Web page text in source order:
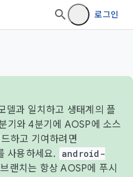
로그인
델과 일치하고 생태계의 플
기와 4분기에 AOSP에 소스
하고 기여하려면
사용하세요.
android-
랜치는 항상 AOSP에 푸시